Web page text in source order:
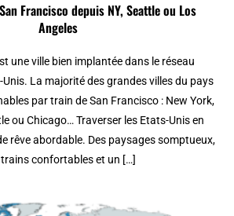
Francisco depuis NY, Seattle ou Los
Angeles
une ville bien implantée dans le réseau
La majorité des grandes villes du pays
par train de San Francisco : New York,
ou Chicago… Traverser les Etats-Unis en
rêve abordable. Des paysages somptueux,
confortables et un […]